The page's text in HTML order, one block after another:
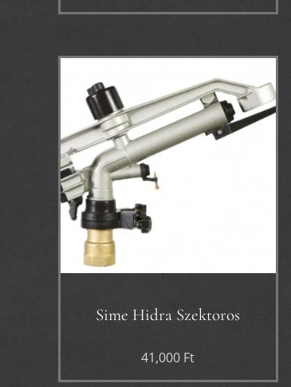
Sime Hidra Szektoros
41,000 Ft